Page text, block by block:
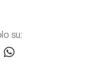
su: